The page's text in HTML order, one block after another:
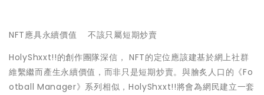
NFT應具永續價值 不該只屬短期炒賣
HolyShxxt!!的創作團隊深信， NFT的定位應該建基於網上社群
維繫繼而產生永續價值，而非只是短期炒賣。與膾炙人口的《Fo
otball Manager》系列相似，HolyShxxt!!將會為網民建立一套